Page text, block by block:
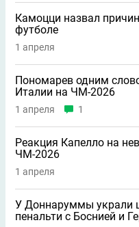
Камоцци назвал
футболе
1 апреля
Пономарев одним
Италии на ЧМ-2026
1 апреля 1
Реакция Капелло на
ЧМ-2026
1 апреля
У Доннаруммы украли
пенальти с Боснией и